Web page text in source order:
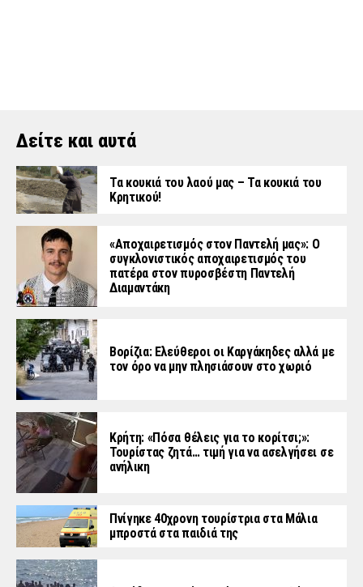
Δείτε και αυτά
Τα κουκιά του λαού μας – Τα κουκιά του
Κρητικού!
«Aποχαιρετισμός στον Παντελή μας»: Ο
συγκλονιστικός αποχαιρετισμός του
πατέρα στον πυροσβέστη Παντελή
Διαμαντάκη
Βορίζια: Ελεύθεροι οι Καργάκηδες αλλά με
τον όρο να μην πλησιάσουν στο χωριό
Κρήτη: «Πόσα θέλεις για το κορίτσι;»:
Τουρίστας ζητά… τιμή για να ασελγήσει σε
ανήλικη
Πνίγηκε 40χρονη τουρίστρια στα Μάλια
μπροστά στα παιδιά της